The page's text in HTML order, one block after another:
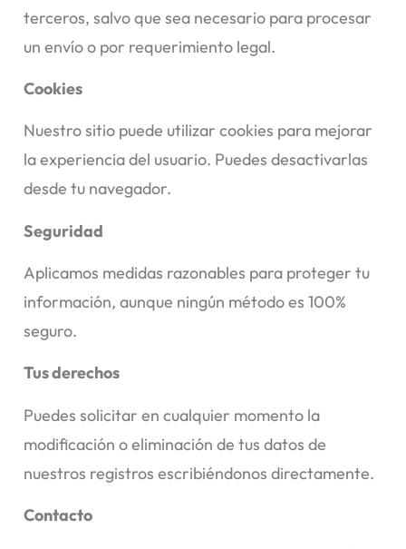
terceros, salvo que sea necesario para procesar
un envío o por requerimiento legal.
Cookies
Nuestro sitio puede utilizar cookies para mejorar
la experiencia del usuario. Puedes desactivarlas
desde tu navegador.
Seguridad
Aplicamos medidas razonables para proteger tu
información, aunque ningún método es 100%
seguro.
Tus derechos
Puedes solicitar en cualquier momento la
modificación o eliminación de tus datos de
nuestros registros escribiéndonos directamente.
Contacto